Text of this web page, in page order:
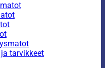
tarvikkeet